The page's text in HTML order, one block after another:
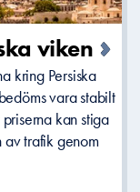
viken
kring Persiska
vara stabilt
kan stiga
av trafik genom